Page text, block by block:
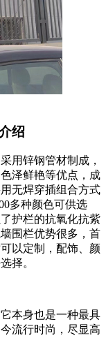
绍
用锌钢管材制成，
泽鲜艳等优点，成
无焊穿插组合方式
多种颜色可供选
护栏的抗氧化抗紫
围栏优势很多，首
以定制，配饰、颜
择。
本身也是一种最具
流行时尚，尽显高